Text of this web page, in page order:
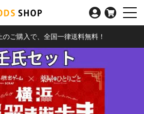
ご購入で、全国一律送料無料！